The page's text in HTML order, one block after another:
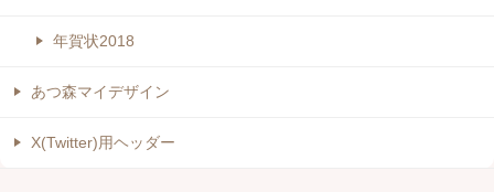
年賀状2018
あつ森マイデザイン
X(Twitter)用ヘッダー